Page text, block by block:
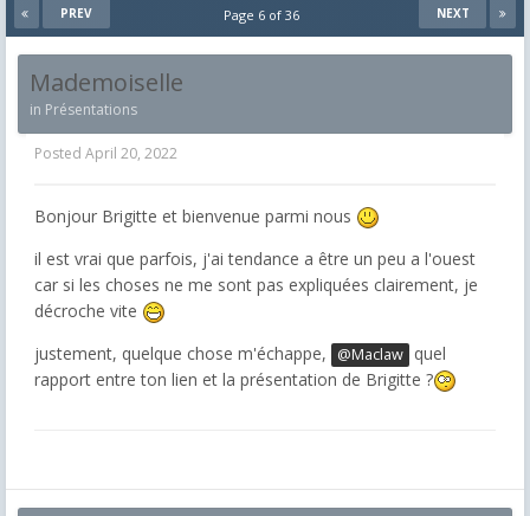
PREV NEXT
Page 6 of 36
Mademoiselle
in Présentations
Posted April 20, 2022
Bonjour Brigitte et bienvenue parmi nous
il est vrai que parfois, j'ai tendance a être un peu a l'ouest
car si les choses ne me sont pas expliquées clairement, je
décroche vite
justement, quelque chose m'échappe,
@Maclaw quel
rapport entre ton lien et la présentation de Brigitte ?